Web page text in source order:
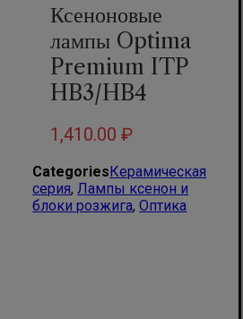
Ксеноновые
лампы Optima
Premium ITP
HB3/HB4
1,410.00₽
CategoriesКерамическая
серия,Лампы ксенон и
блоки розжига,Оптика